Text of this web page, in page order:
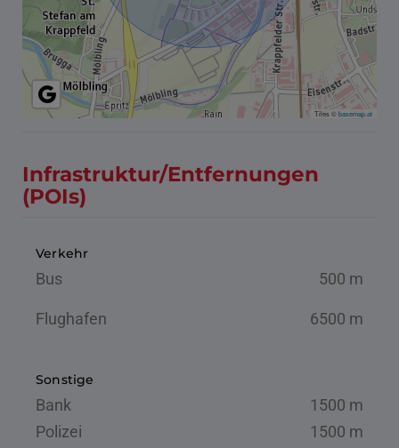
Tiles ©basemap.at
Infrastruktur/Entfernungen
(POIs)
Verkehr
Bus 500 m
Flughafen 6500 m
Sonstige
Bank
1500 m
Polizei
1500 m